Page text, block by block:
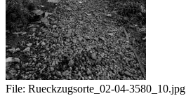
File: Rueckzugsorte_02-04-3580_10.jpg